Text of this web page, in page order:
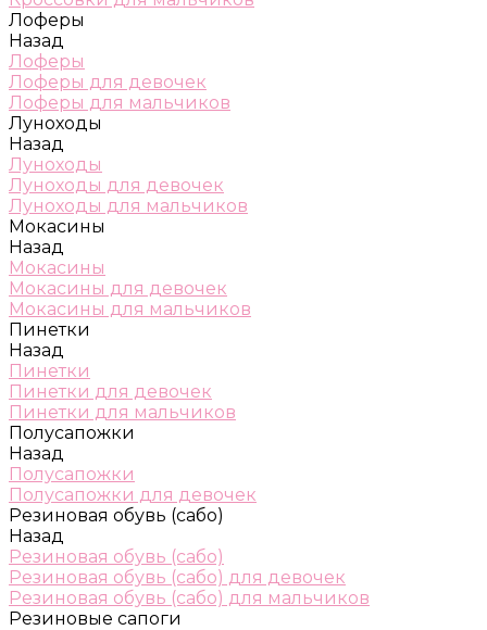
Лоферы
Назад
Лоферы
Лоферы для девочек
Лоферы для мальчиков
Луноходы
Назад
Луноходы
Луноходы для девочек
Луноходы для мальчиков
Мокасины
Назад
Мокасины
Мокасины для девочек
Мокасины для мальчиков
Пинетки
Назад
Пинетки
Пинетки для девочек
Пинетки для мальчиков
Полусапожки
Назад
Полусапожки
Полусапожки для девочек
Резиновая обувь (сабо)
Назад
Резиновая обувь (сабо)
Резиновая обувь (сабо) для девочек
Резиновая обувь (сабо) для мальчиков
Резиновые сапоги